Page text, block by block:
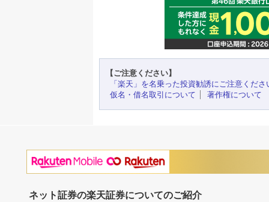
【ご注意ください】
「楽天」を名乗った投資勧誘にご注意くださ
仮名・借名取引について
著作権について
ネット証券の楽天証券についてのご紹介